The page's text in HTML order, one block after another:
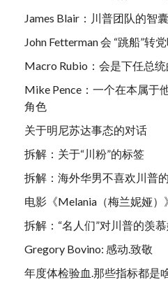
James Blair：川普团队的智
John Fetterman 会 “跳船”转
Macro Rubio：会是下任总
Mike Pence：一个在本属于
角色
关于明尼苏达事态的对话
拆解：关于“川粉”的标签
拆解：海外华男不喜欢川普
电影《Melania（梅兰妮娅）
拆解：“名人们”对川普的羡
Gregory Bovino: 感动.致敬
年度体检验血.那些指标都是